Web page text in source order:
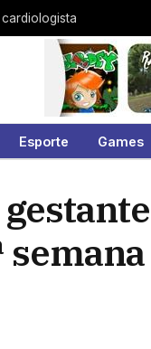
Esporte Games
semana